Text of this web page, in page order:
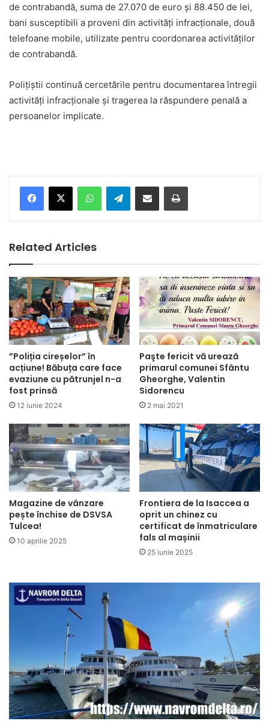
de contrabandă, suma de 27.070 de euro și 88.450 de lei,
bani susceptibili a proveni din activități infracționale, două
telefoane mobile, utilizate pentru coordonarea activităților
de contrabandă.
Polițiștii continuă cercetările pentru documentarea întregii
activități infracționale și tragerea la răspundere penală a
persoanelor implicate.
Telegram
Related Articles
”Poliția cireșelor” în
acțiune! Băbuța care face
evaziune cu pătrunjel n-a
fost prinsă
12 iunie 2024
Paşte fericit vă urează
primarul comunei Sfântu
Gheorghe, Valentin
Sidorencu
2 mai 2021
Magazine de vânzare
pește închise de DSVSA
Tulcea!
10 aprilie 2025
Frontiera de la Isaccea a
oprit un chinez cu
certificat de înmatriculare
fals al mașinii
25 iunie 2025